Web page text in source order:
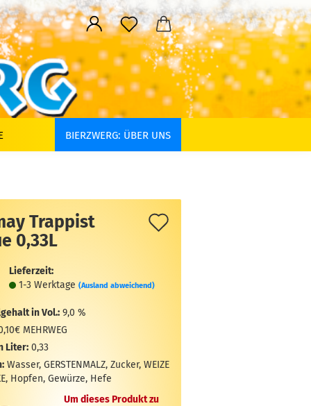
BIERZWERG: ÜBER UNS
Trappist
0,33L
Lieferzeit:
1-3 Werktage (Ausland abweichend)
in Vol.: 9,0 %
MEHRWEG
Liter: 0,33
Wasser, GERSTENMALZ, Zucker, WEIZE
Hopfen, Gewürze, Hefe
Um dieses Produkt zu